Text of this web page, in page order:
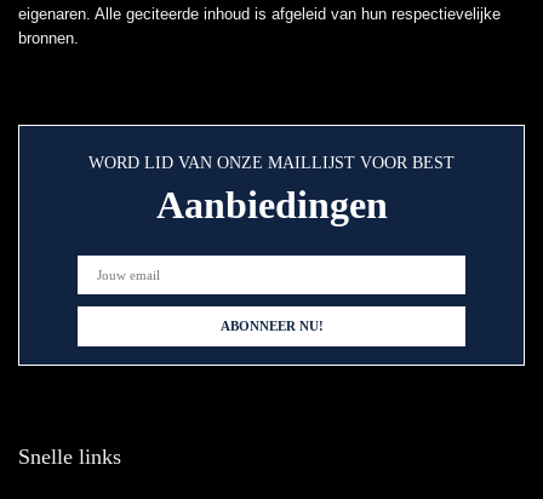
eigenaren. Alle geciteerde inhoud is afgeleid van hun respectievelijke
bronnen.
WORD LID VAN ONZE MAILLIJST VOOR BEST
Aanbiedingen
Snelle links